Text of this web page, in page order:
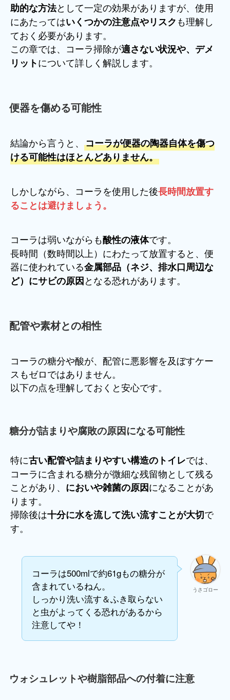
助的な方法として一定の効果がありますが、使用
にあたってはいくつかの注意点やリスクも理解し
ておく必要があります。
この章では、コーラ掃除が適さない状況や、デメ
リットについて詳しく解説します。
便器を傷める可能性
結論から言うと、 コーラが便器の陶器自体を傷つ
ける可能性はほとんどありません。
しかしながら、コーラを使用した後長時間放置す
ることは避けましょう。
コーラは弱いながらも酸性の液体です。
長時間（数時間以上）にわたって放置すると、便
器に使われている金属部品（ネジ、排水口周辺な
ど）にサビの原因となる恐れがあります。
配管や素材との相性
コーラの糖分や酸が、配管に悪影響を及ぼすケー
スもゼロではありません。
以下の点を理解しておくと安心です。
糖分が詰まりや腐敗の原因になる可能性
特に古い配管や詰まりやすい構造のトイレでは、
コーラに含まれる糖分が微細な残留物として残る
ことがあり、 においや雑菌の原因になることがあ
ります。
掃除後は十分に水を流して洗い流すことが大切で
す。
うさゴロー
コーラは500mlで約61gもの糖分が
含まれているねん。
しっかり洗い流す＆ふき取らない
と虫がよってくる恐れがあるから
注意してや！
ウォシュレットや樹脂部品への付着に注意